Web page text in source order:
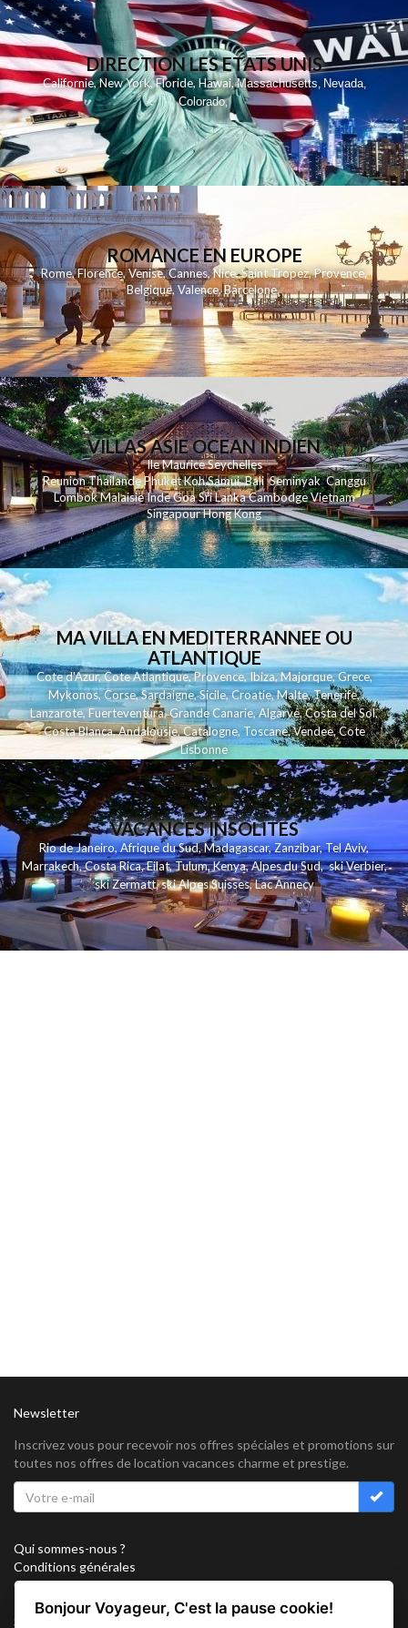
DIRECTION LES ETATS UNIS
Californie,New York,Floride,Hawai,Massachusetts, Nevada,
Colorado,
ROMANCE EN EUROPE
Rome,Florence,Venise,Cannes,Nice,Saint Tropez,Provence,
Belgique,Valence,Barcelone,
VILLAS ASIE OCEAN INDIEN
Ile MauriceSeychelles
ReunionThailandePhuketKohSamui Bali SeminyakCanggu
LombokMalaisieIndeGoaSri LankaCambodgeVietnam
SingapourHong Kong
MA VILLA EN MEDITERRANNEE OU
ATLANTIQUE
Cote d'Azur,Cote Atlantique,Provence,Ibiza,Majorque,Grece,
Mykonos,Corse,Sardaigne,Sicile,Croatie,Malte,Tenerife,
Lanzarote,Fuerteventura,Grande Canarie,Algarve,Costa del Sol,
Costa Blanca,Andalousie,Catalogne,Toscane,Vendee,Cote
Lisbonne
VACANCES INSOLITES
Rio de Janeiro,Afrique du Sud,Madagascar,Zanzibar,Tel Aviv,
Marrakech,Costa Rica,Eilat,Tulum,Kenya,Alpes du Sud,ski Verbier,
ski Zermatt,ski Alpes Suisses,Lac Annecy
Newsletter
Inscrivez vous pour recevoir nos offres spéciales et promotions sur
toutes nos offres de location vacances charme et prestige.
Qui sommes-nous ?
Conditions générales
Confidentialité
Partenariat
Sitemap
Bonjour Voyageur, C'est la pause cookie!